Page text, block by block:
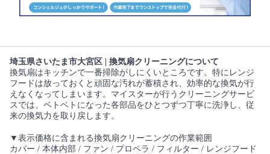
埼玉県さいたま市大宮区 | 換気扇クリーニングについて
換気扇はキッチンで一番掃除がしにくいところです。特にレンジ
フードは放っておくと頑固な汚れが蓄積され、効率的な換気が行
えなくなってしまいます。マイスターが行うクリーニングサービ
スでは、ベトベトになった各部品をひとつずつ丁寧に洗浄し、従
来の換気力を取り戻します。
▼表示価格に含まれる換気扇クリーニングの作業範囲
カバー / 本体内部 / ファン / プロペラ / フィルター / レンジフード